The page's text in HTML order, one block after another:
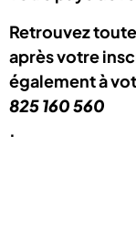
Retrouvez
après votre
également à
825 160 560
.